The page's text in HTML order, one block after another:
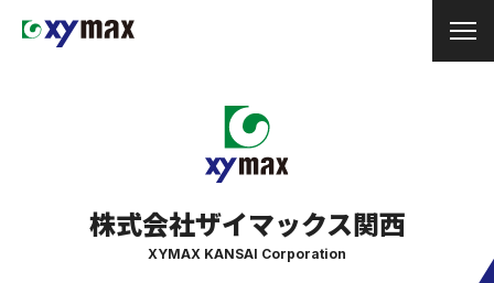
株式会社ザイマックス関西
XYMAX KANSAI Corporation